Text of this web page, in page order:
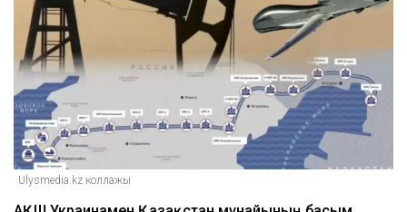
Ulysmedia.kz коллажы